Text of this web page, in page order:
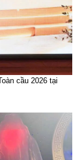
cầu 2026 tại